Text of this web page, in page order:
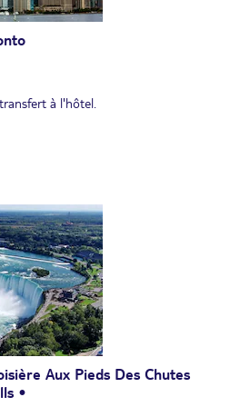
à l'hôtel.
Aux Pieds Des Chutes
•